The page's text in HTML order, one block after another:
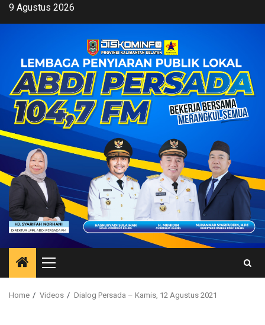
Skip9 Agustus 2026
Primary
Menu
Home Videos Dialog Persada – Kamis, 12 Agustus 2021